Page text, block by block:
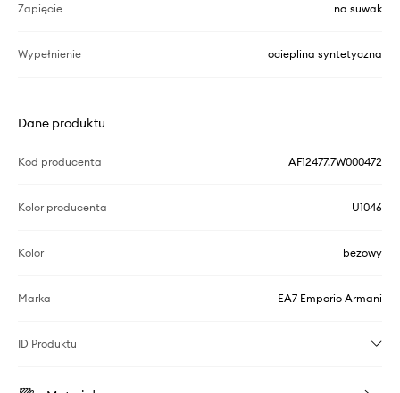
Zapięcie na suwak
Wypełnienie ocieplina syntetyczna
Dane produktu
Kod producenta AF12477.7W000472
Kolor producenta U1046
Kolor beżowy
Marka EA7 Emporio Armani
ID Produktu